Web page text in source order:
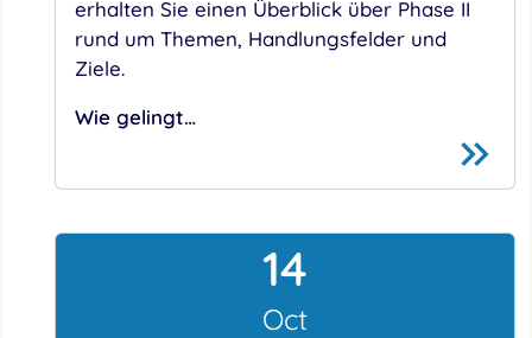
erhalten Sie einen Überblick über Phase II
rund um Themen, Handlungsfelder und
Ziele.
Wie gelingt…
14
OctOctober